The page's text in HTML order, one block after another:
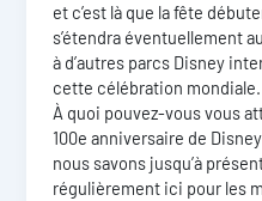
et c’est là que la fête
s’étendra éventuellement
à d’autres parcs Disney
cette célébration mondiale.
À quoi pouvez-vous vous
100e anniversaire de
nous savons jusqu’à
régulièrement ici pour les